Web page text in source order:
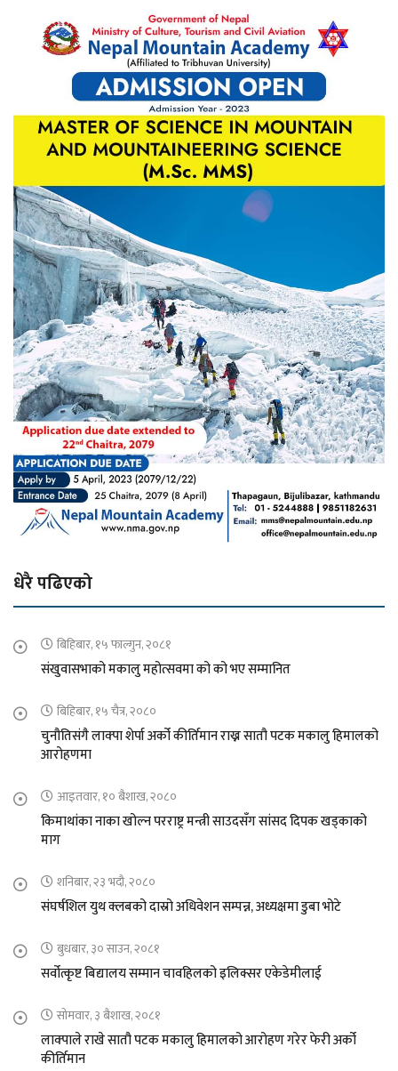
धेरै पढिएको
बिहिबार, १५ फाल्गुन, २०८१
संखुवासभाको मकालु महोत्सवमा को को भए सम्मानित
बिहिबार, १५ चैत्र, २०८०
चुनौतिसंगै लाक्पा शेर्पा अर्को कीर्तिमान राख्न सातौ पटक मकालु हिमालको
आरोहणमा
आइतवार, १० बैशाख, २०८०
किमाथांका नाका खोल्न परराष्ट्र मन्त्री साउदसँग सांसद दिपक खड्काको
माग
शनिबार, २३ भदौ, २०८०
संघर्षशिल युथ क्लबको दास्रो अधिवेशन सम्पन्न, अध्यक्षमा डुबा भोटे
बुधबार, ३० साउन, २०८१
सर्वोत्कृष्ट बिद्यालय सम्मान चावहिलको इलिक्सर एकेडेमीलाई
सोमवार, ३ बैशाख, २०८१
लाक्पाले राखे सातौ पटक मकालु हिमालको आरोहण गरेर फेरी अर्को
कीर्तिमान